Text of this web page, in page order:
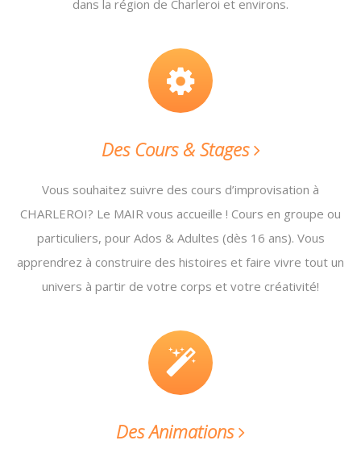
dans la région de Charleroi et environs.
Des Cours & Stages
Vous souhaitez suivre des cours d’improvisation à
CHARLEROI? Le MAIR vous accueille ! Cours en groupe ou
particuliers, pour Ados & Adultes (dès 16 ans). Vous
apprendrez à construire des histoires et faire vivre tout un
univers à partir de votre corps et votre créativité!
Des Animations